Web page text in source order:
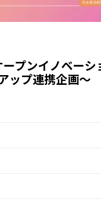
プンイノベーシ
ップ連携企画～